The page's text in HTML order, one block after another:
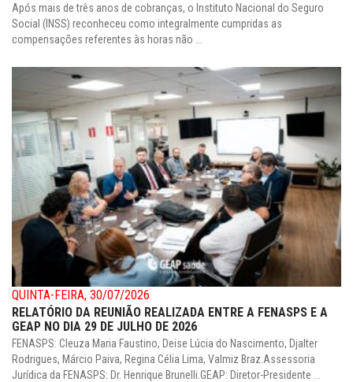
Após mais de três anos de cobranças, o Instituto Nacional do Seguro
Social (INSS) reconheceu como integralmente cumpridas as
compensações referentes às horas não ...
QUINTA-FEIRA, 30/07/2026
RELATÓRIO DA REUNIÃO REALIZADA ENTRE A FENASPS E A
GEAP NO DIA 29 DE JULHO DE 2026
FENASPS: Cleuza Maria Faustino, Deise Lúcia do Nascimento, Djalter
Rodrigues, Márcio Paiva, Regina Célia Lima, Valmiz Braz.Assessoria
Jurídica da FENASPS: Dr. Henrique Brunelli.GEAP: Diretor-Presidente ...